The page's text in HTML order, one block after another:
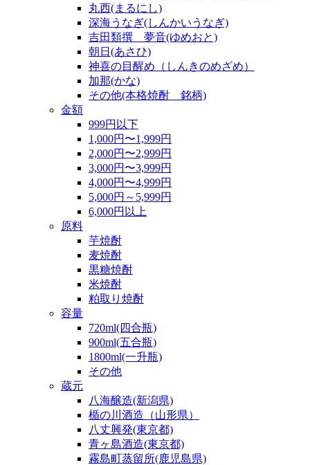
丸西(まるにし)
深海うなぎ(しんかいうなぎ)
吉田類撰 夢音(ゆめおと)
朝日(あさひ)
神喜の目醒め（しんきのめざめ）
加那(かな)
その他(本格焼酎 銘柄)
金額
999円以下
1,000円〜1,999円
2,000円〜2,999円
3,000円〜3,999円
4,000円〜4,999円
5,000円～5,999円
6,000円以上
原料
芋焼酎
麦焼酎
黒糖焼酎
米焼酎
粕取り焼酎
容量
720ml(四合瓶)
900ml(五合瓶)
1800ml(一升瓶)
その他
蔵元
八海醸造(新潟県)
楯の川酒造（山形県）
八丈興発(東京都)
青ヶ島酒造(東京都)
霧島町蒸留所(鹿児島県)